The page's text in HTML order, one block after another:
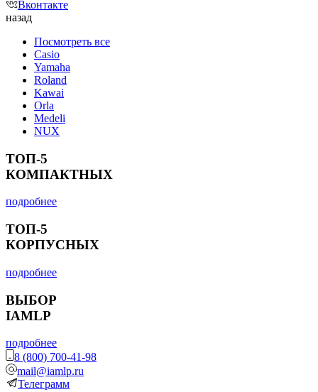
Вконтакте
назад
Посмотреть все
Casio
Yamaha
Roland
Kawai
Orla
Medeli
NUX
ТОП-5
КОМПАКТНЫХ
подробнее
ТОП-5
КОРПУСНЫХ
подробнее
ВЫБОР
IAMLP
подробнее
8 (800) 700-41-98
mail@iamlp.ru
Телеграмм